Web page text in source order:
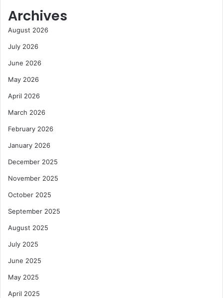
Archives
August 2026
July 2026
June 2026
May 2026
April 2026
March 2026
February 2026
January 2026
December 2025
November 2025
October 2025
September 2025
August 2025
July 2025
June 2025
May 2025
April 2025